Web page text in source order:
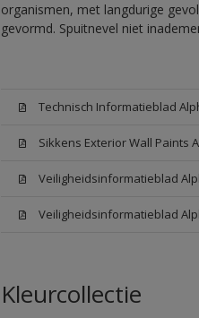
organismen, met langdurige
gevormd. Spuitnevel niet
Technisch Informatieblad
Sikkens Exterior Wall Paints
Veiligheidsinformatieblad
Veiligheidsinformatieblad
Kleurcollectie